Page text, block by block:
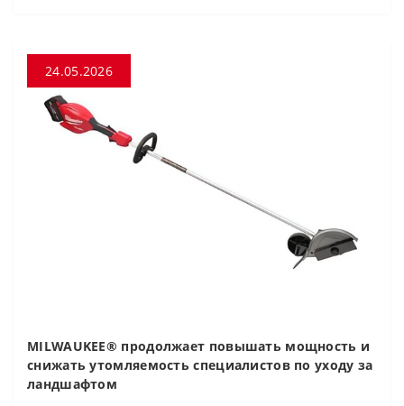
24.05.2026
MILWAUKEE® продолжает повышать мощность и
снижать утомляемость специалистов по уходу за
ландшафтом